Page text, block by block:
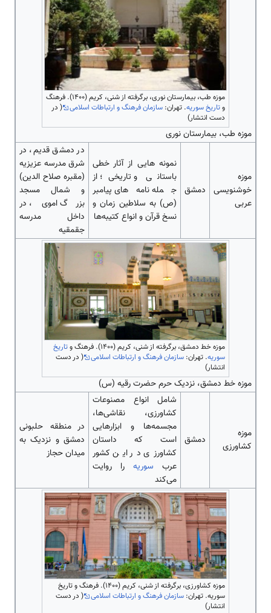
موزه طب، بیمارستان نوری، برگرفته از شنی، کریم (۱۴۰۰). فرهنگ
وتاریخ سوریه. تهران: سازمان فرهنگ و ارتباطات اسلامی
( در
دست انتشار)
موزه طب، بیمارستان نوری
موزه
خوشنویسی
عربی
دمشق
نمونه ‌‌‌‌‌‌‌‌هایی از آثار خطی
باستانی و تاریخی؛ از
جمله نامه‌‌‌‌‌‌‌‌‌‌‌‌‌‌های پیامبر
(ص) به سلاطین زمان و
نسخ قرآن و انواع کتیبه‌‌‌‌‌‌‌‌‌‌‌‌‌‌ها
در دمشق قدیم، در
شرق مدرسه عزیزیه
(مقبره صلاح الدین)
و شمال مسجد
بزرگ اموی، در
داخل مدرسه
جقمقیه
موزه خط دمشق، برگرفته از شنی، کریم (۱۴۰۰). فرهنگ و
تاریخ
سوریه. تهران: سازمان فرهنگ و ارتباطات اسلامی
( در دست
انتشار)
موزه خط دمشق، نزدیک حرم حضرت رقیه (س)
موزه
کشاورزی
دمشق
شامل انواع مصنوعات
کشاورزی، نقاشی‌‌‌‌‌‌‌‌‌‌‌‌‌‌ها،
مجسمه‌‌‌‌‌‌‌‌‌‌‌‌‌‌ها و ابزار‌‌‌‌‌‌‌‌هایی
‌‌‌‌‌‌‌‌‌است که د‌‌‌‌‌‌‌‌‌استان
کشاورزی در این کشور
عرب سوریهرا روایت
‌‌‌‌‌‌می‌کند
در منطقه حلبونی
دمشق و نزدیک به
میدان حجاز
موزه کشاورزی، برگرفته از شنی، کریم (۱۴۰۰). فرهنگ و تاریخ
سوریه. تهران: سازمان فرهنگ و ارتباطات اسلامی
( در دست
انتشار)